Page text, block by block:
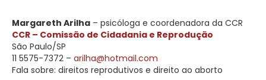
Margareth Arilha – psicóloga e coordenadora da CCR
CCR – Comissão de Cidadania e Reprodução
São Paulo/SP
11 5575-7372 – arilha@hotmail.com
Fala sobre: direitos reprodutivos e direito ao aborto